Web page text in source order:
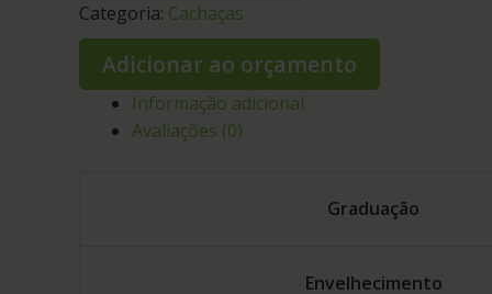
Categoria: Cachaças
Adicionar ao orçamento
Informação adicional
Avaliações (0)
Graduação
Envelhecimento